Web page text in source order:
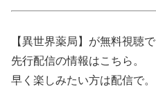
【異世界薬局】が無料視聴
先行配信の情報はこちら。
早く楽しみたい方は配信で。